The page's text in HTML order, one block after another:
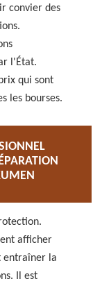
convier des
l'État.
qui sont
les bourses.
afficher
entraîner la
Il est